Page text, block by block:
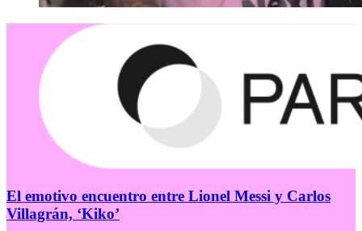
El emotivo encuentro entre Lionel Messi y Carlos
Villagrán, ‘Kiko’